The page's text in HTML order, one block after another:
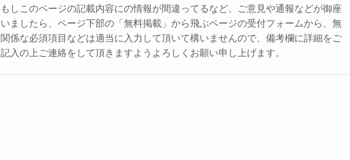
もしこのページの記載内容にの情報が間違ってるなど、ご意見や通報などが御座
いましたら、ページ下部の「無料掲載」から飛ぶページの受付フォームから、無
関係な必須項目などは適当に入力して頂いて構いませんので、備考欄に詳細をご
記入の上ご連絡をして頂きますようよろしくお願い申し上げます。